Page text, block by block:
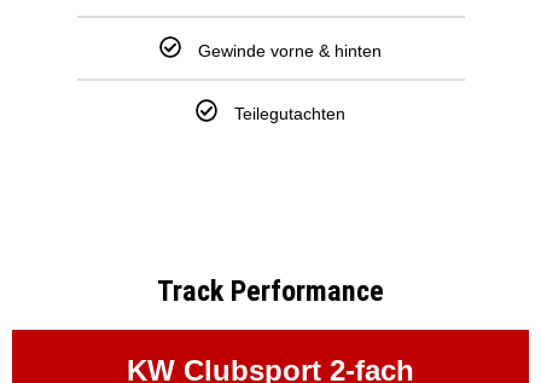
Gewinde vorne & hinten
Teilegutachten
Track Performance
KW Clubsport 2-fach